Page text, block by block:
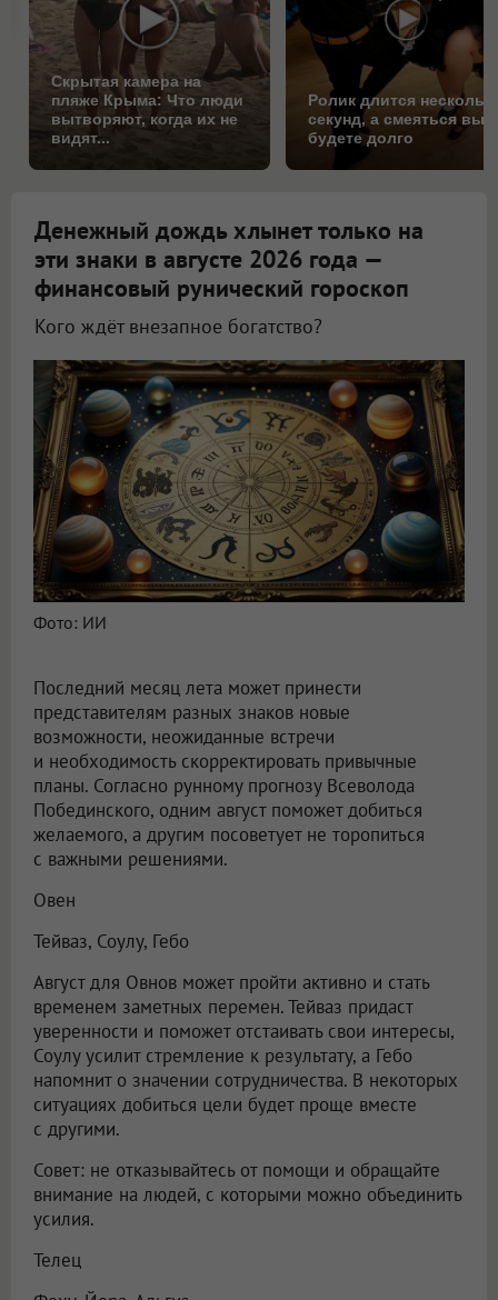
Скрытая камера на
пляже Крыма: Что люди
вытворяют, когда их не
видят...
Ролик длится
секунд, а смеяться вы
будете долго
Денежный дождь хлынет только на
эти знаки в августе 2026 года —
финансовый рунический гороскоп
Кого ждёт внезапное богатство?
Фото: ИИ
Последний месяц лета может принести
представителям разных знаков новые
возможности, неожиданные встречи
и необходимость скорректировать привычные
планы. Согласно рунному прогнозу Всеволода
Побединского, одним август поможет добиться
желаемого, а другим посоветует не торопиться
с важными решениями.
Овен
Тейваз, Соулу, Гебо
Август для Овнов может пройти активно и стать
временем заметных перемен. Тейваз придаст
уверенности и поможет отстаивать свои интересы,
Соулу усилит стремление к результату, а Гебо
напомнит о значении сотрудничества. В некоторых
ситуациях добиться цели будет проще вместе
с другими.
Совет: не отказывайтесь от помощи и обращайте
внимание на людей, с которыми можно объединить
усилия.
Телец